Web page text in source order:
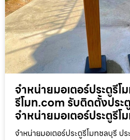
จำหน่ายมอเตอร์ประตูรีโ
รีโมท.com รับติดตั้งประ
จำหน่ายมอเตอร์ประตูรีโ
จำหน่ายมอเตอร์ประตูรีโมทชลบุรี ปร